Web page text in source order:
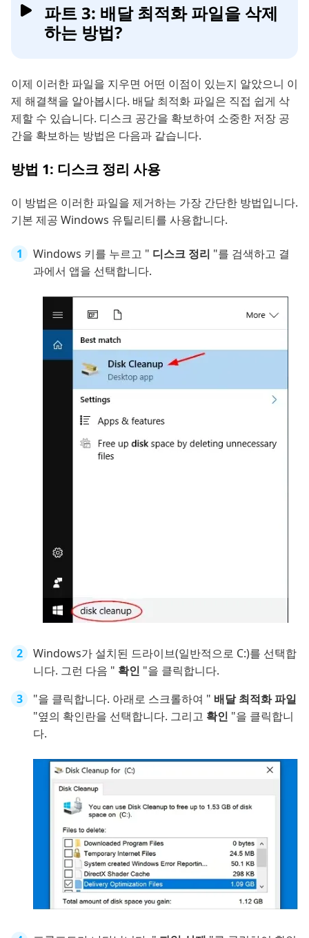
파트 3: 배달 최적화 파일을 삭제
하는 방법?
이제 이러한 파일을 지우면 어떤 이점이 있는지 알았으니 이
제 해결책을 알아봅시다. 배달 최적화 파일은 직접 쉽게 삭
제할 수 있습니다. 디스크 공간을 확보하여 소중한 저장 공
간을 확보하는 방법은 다음과 같습니다.
방법 1: 디스크 정리 사용
이 방법은 이러한 파일을 제거하는 가장 간단한 방법입니다.
기본 제공 Windows 유틸리티를 사용합니다.
Windows 키를 누르고 " 디스크 정리 "를 검색하고 결
과에서 앱을 선택합니다.
Windows가 설치된 드라이브(일반적으로 C:)를 선택합
니다. 그런 다음 " 확인 "을 클릭합니다.
"을 클릭합니다. 아래로 스크롤하여 " 배달 최적화 파일
"옆의 확인란을 선택합니다. 그리고 확인 "을 클릭합니
다.